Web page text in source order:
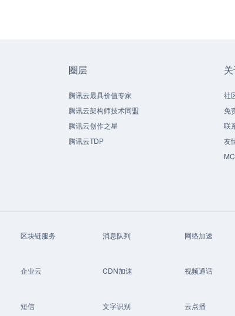
圈层
腾讯云最具价值专家
腾讯云架构师技术同盟
腾讯云创作之星
腾讯云TDP
社
免
联
友
区块链服务 消息队列
网络加速
企业云 CDN加速
视频通话
短信 文字识别
云点播